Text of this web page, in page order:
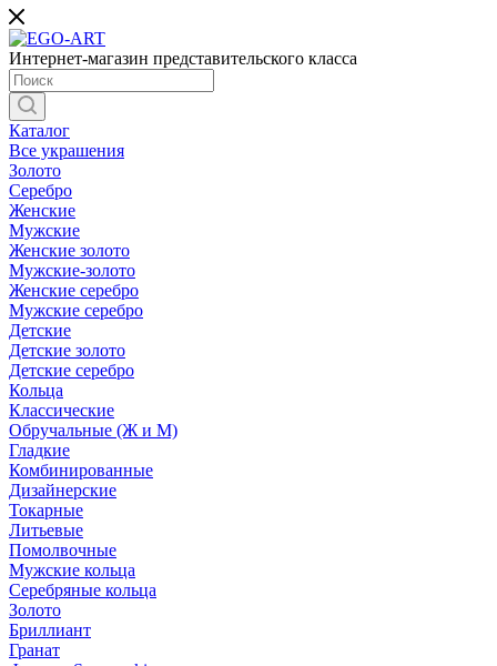
Интернет-магазин представительского класса
Каталог
Все украшения
Золото
Серебро
Женские
Мужские
Женские золото
Мужские-золото
Женские серебро
Мужские серебро
Детские
Детские золото
Детские серебро
Кольца
Классические
Обручальные (Ж и М)
Гладкие
Комбинированные
Дизайнерские
Токарные
Литьевые
Помолвочные
Мужские кольца
Серебряные кольца
Золото
Бриллиант
Гранат